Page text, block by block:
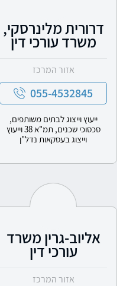
דרורית מלינרסקי,
משרד עורכי דין
אזור המרכז
055-4532845
ייעוץ וייצוג לבתים משותפים,
סכסוכי שכנים, תמ"א 38 וייעוץ
וייצוג בעסקאות נדל"ן
אליוב-גרין משרד
עורכי דין
אזור המרכז